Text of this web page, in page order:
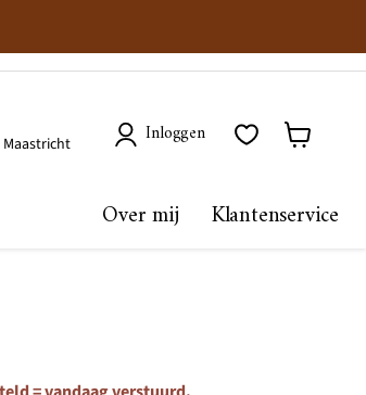
Inloggen
Over mij Klantenservice